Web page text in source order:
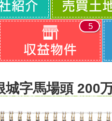
5
城字馬場頭 200